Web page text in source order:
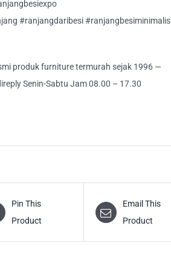
#ranjangdaribesi #ranjangbesiminimalis
produk furniture termurah sejak 1996 —
Senin-Sabtu Jam 08.00 – 17.30
Pin This
Product
Email This
Product